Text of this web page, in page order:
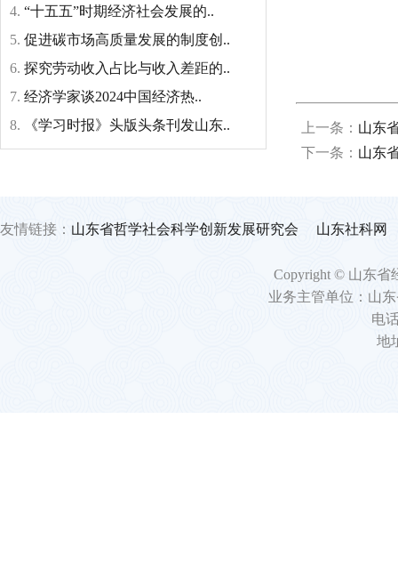
4. “十五五”时期经济社会发展的..
5. 促进碳市场高质量发展的制度创..
6. 探究劳动收入占比与收入差距的..
7. 经济学家谈2024中国经济热..
8.
《学习时报》头版头条刊发山东.. 上一条： 山东
下一条： 山东
友情链接： 山东省哲学社会科学创新发展研究会 山东社科网
Copyright © 山东省
业务主管单位：山
电
地